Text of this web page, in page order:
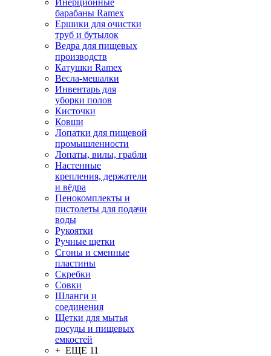
Инерционные
барабаны Ramex
Ершики для очистки
труб и бутылок
Ведра для пищевых
производств
Катушки Ramex
Весла-мешалки
Инвентарь для
уборки полов
Кисточки
Ковши
Лопатки для пищевой
промышленности
Лопаты, вилы, грабли
Настенные
крепления, держатели
и вёдра
Пенокомплекты и
пистолеты для подачи
воды
Рукоятки
Ручные щетки
Сгоны и сменные
пластины
Скребки
Совки
Шланги и
соединения
Щетки для мытья
посуды и пищевых
емкостей
+ ЕЩЕ 11